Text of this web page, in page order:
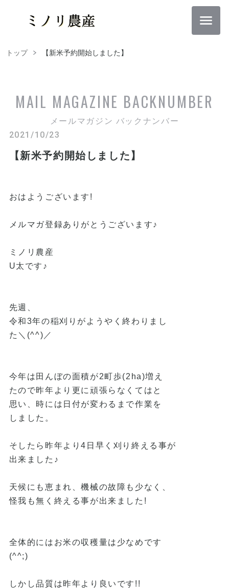
トップ 【新米予約開始しました】
MAIL MAGAZINE BACKNUMBER
メールマガジン バックナンバー
2021/10/23
【新米予約開始しました】
おはようございます!
メルマガ登録ありがとうございます♪
ミノリ農産
U太です♪
先週、
令和3年の稲刈りがようやく終わりまし
た＼(^^)／
今年は田んぼの面積が2町歩(2ha)増え
たので昨年より更に頑張らなくてはと
思い、時には日付が変わるまで作業を
しました。
そしたら昨年より4日早く刈り終える事が
出来ました♪
天候にも恵まれ、機械の故障も少なく、
怪我も無く終える事が出来ました!
全体的にはお米の収穫量は少なめです
(^^;)
しかし品質は昨年より良いです!!